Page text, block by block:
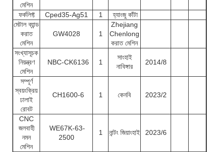
মেশিন
ফর্কলিফ্ট Cped35-Ag51 1
হ্যাংজু কাঁটা
মেটাল ব্যান্ড
করাত
মেশিন
GW4028 1
Zhejiang
Chenlong
করাত মেশিন
সংখ্যাসূচক
নিয়ন্ত্রণ
মেশিন
NBC-CK6136 1
সাংহাই
নাবিঙ্গার
2014/8
সম্পূর্ণ
স্বয়ংক্রিয়
ঢালাই
রোবট
CH1600-6 1 কেনবি 2023/2
CNC
জলবাহী
নমন
মেশিন
WE67K-63-
2500
1 নান্টং জিয়াংহাই 2023/6